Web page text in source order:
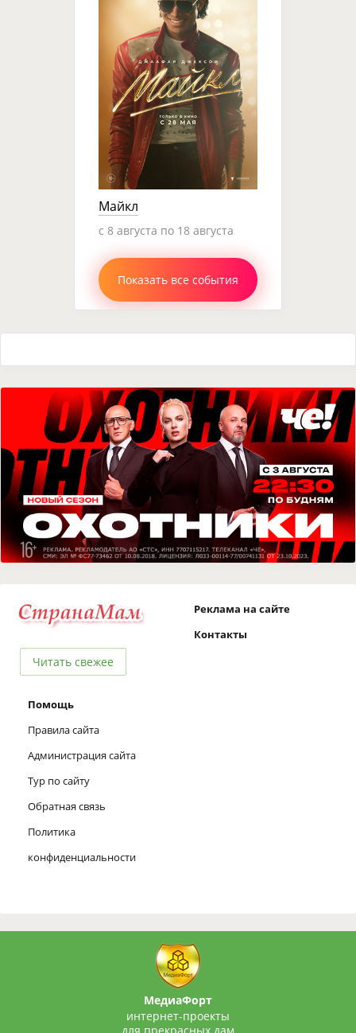
Майкл
c 8 августа по 18 августа
Показать все события
Читать свежее
Реклама на сайте
Контакты
Помощь
Правила сайта
Администрация сайта
Тур по сайту
Обратная связь
Политика
конфиденциальности
МедиаФорт
интернет-проекты